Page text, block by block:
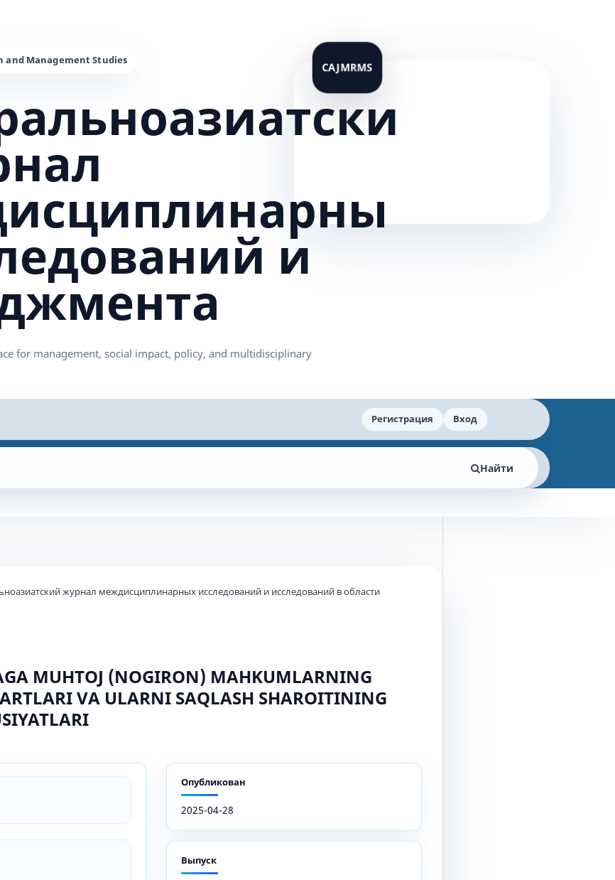
и
Регистрация Вход
Найти
журнал междисциплинарных исследований и исследований в области
MUHTOJ (NOGIRON) MAHKUMLARNING
VA ULARNI SAQLASH SHAROITINING
Опубликован
2025-04-28
Выпуск